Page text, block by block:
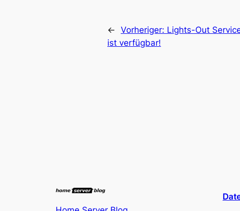
← Vorheriger: Lights-Out
ist verfügbar!